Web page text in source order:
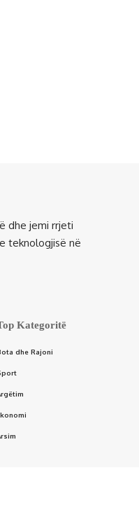
dhe jemi rrjeti
teknologjisë në
Kategoritë
dhe Rajoni